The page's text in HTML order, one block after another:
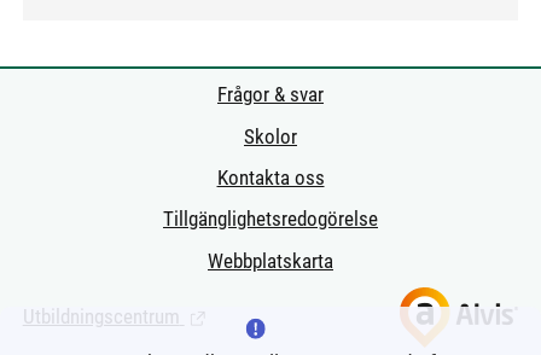
Frågor & svar
Skolor
Kontakta oss
Tillgänglighetsredogörelse
Webbplatskarta
Utbildningscentrum (Länk till extern sida.)